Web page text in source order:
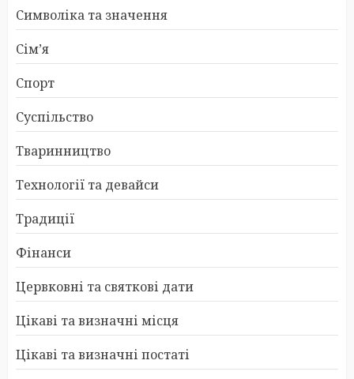
Символіка та значення
Сім’я
Спорт
Суспільство
Тваринництво
Технології та девайси
Традиції
Фінанси
Цервковні та святкові дати
Цікаві та визначні місця
Цікаві та визначні постаті